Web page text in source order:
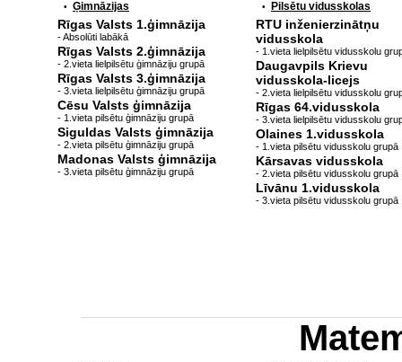
• Ģimnāzijas
Rīgas Valsts 1.ģimnāzija
- Absolūti labākā
Rīgas Valsts 2.ģimnāzija
- 2.vieta lielpilsētu ģimnāziju grupā
Rīgas Valsts 3.ģimnāzija
- 3.vieta lielpilsētu ģimnāziju grupā
Cēsu Valsts ģimnāzija
- 1.vieta pilsētu ģimnāziju grupā
Siguldas Valsts ģimnāzija
- 2.vieta pilsētu ģimnāziju grupā
Madonas Valsts ģimnāzija
- 3.vieta pilsētu ģimnāziju grupā
• Pilsētu vidusskolas
RTU inženierzinātņu
vidusskola
- 1.vieta lielpilsētu vidusskolu
Daugavpils Krievu
vidusskola-licejs
- 2.vieta lielpilsētu vidusskolu
Rīgas 64.vidusskola
- 3.vieta lielpilsētu vidusskolu
Olaines 1.vidusskola
- 1.vieta pilsētu vidusskolu grupā
Kārsavas vidusskola
- 2.vieta pilsētu vidusskolu grupā
Līvānu 1.vidusskola
- 3.vieta pilsētu vidusskolu grupā